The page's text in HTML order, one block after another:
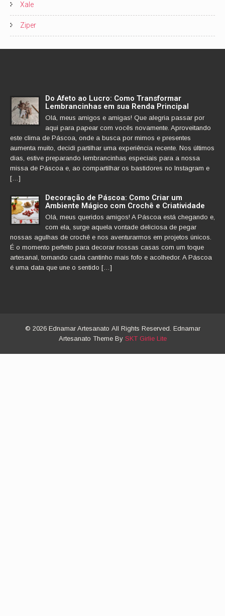
Xale
Ziper
Do Afeto ao Lucro: Como Transformar
Lembrancinhas em sua Renda Principal
Olá, meus amigos e amigas! Que alegria passar por
aqui para papear com vocês novamente. Aproveitando
este clima de Páscoa, onde a busca por mimos e presentes
aumenta muito, decidi partilhar uma experiência recente. Nos últimos
dias, estive preparando lembrancinhas especiais para a nossa
missa de Páscoa e, ao compartilhar os bastidores no Instagram e
[…]
Decoração de Páscoa: Como Criar um
Ambiente Mágico com Crochê e Criatividade
Olá, meus queridos amigos! A Páscoa está chegando e,
com ela, surge aquela vontade deliciosa de pegar
nossas agulhas de crochê e nos aventurarmos em projetos únicos.
É o momento perfeito para decorar nossas casas com um toque
artesanal, tornando cada cantinho mais fofo e acolhedor. A Páscoa
é uma data que une o sentido […]
© 2026 Ednamar Artesanato All Rights Reserved. Ednamar
Artesanato Theme By SKT Girlie Lite